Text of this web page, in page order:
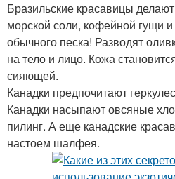
Бразильские красавицы
морской соли, кофейной гущи
обычного песка! Разводят
на тело и лицо. Кожа
сияющей.
Канадки предпочитают геркулес
Канадки насыпают овсяные
пилинг. А еще канадские
настоем шалфея.